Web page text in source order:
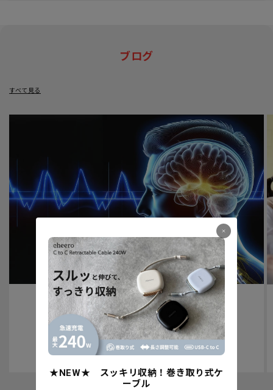
ブログ
すべて見る
認知症予防への取り組みについて
★NEW★ スッキリ収納！巻き取り式ケ
ーブル